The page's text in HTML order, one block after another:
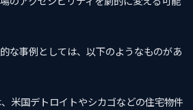
な事例としては、以下のようなものがあ
、米国デトロイトやシカゴなどの住宅物件